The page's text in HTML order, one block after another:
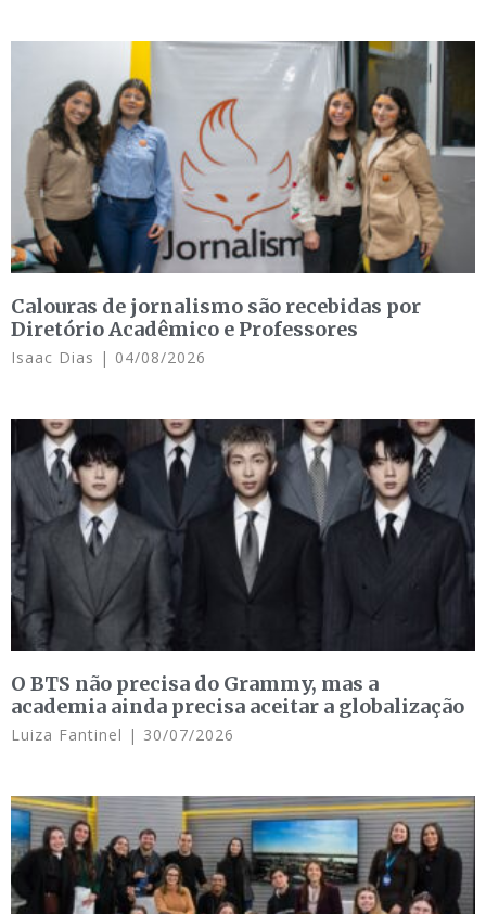
Calouras de jornalismo são recebidas por
Diretório Acadêmico e Professores
Isaac Dias 04/08/2026
O BTS não precisa do Grammy, mas a
academia ainda precisa aceitar a globalização
Luiza Fantinel 30/07/2026